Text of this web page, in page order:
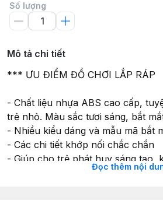
Số lượng
Mô tả chi tiết
*** ƯU ĐIỂM ĐỒ CHƠI LẮP RÁP
- Chất liệu nhựa ABS cao cấp,
trẻ nhỏ. Màu sắc tươi sáng, bắt
- Nhiều kiểu dáng và mẫu mã bắt
- Các chi tiết khớp nối chắc chắn
- Giúp cho trẻ phát huy sáng tạo,
ghép và kết hợp các chi tiết với
Đọc thêm nội